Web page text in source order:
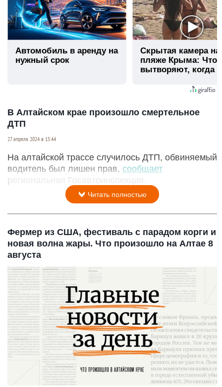
Автомобиль в аренду на
нужный срок
Скрытая камера на
пляже Крыма: Что
вытворяют, когда
В Алтайском крае произошло смертельное
ДТП
27 апреля 2024 в 15:44
На алтайской трассе случилось ДТП, обвиняемый
водитель был лишен прав, сообщает
региональная Госавтоинспекция.
Читать полностью
Фермер из США, фестиваль с парадом корги и
новая волна жары. Что произошло на Алтае 8
августа